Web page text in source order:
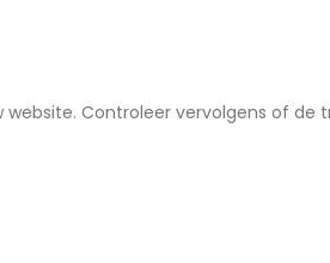
Controleer vervolgens of de